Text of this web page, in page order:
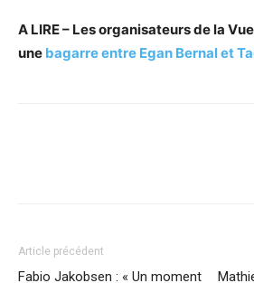
A LIRE – Les organisateurs de la
une bagarre entre Egan Bernal et
Article précédent
Fabio Jakobsen : « Un moment